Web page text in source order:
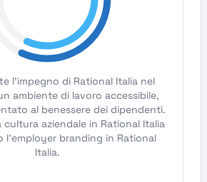
l'impegno di Rational Italia nel
ambiente di lavoro accessibile,
al benessere dei dipendenti.
cultura aziendale in Rational Italia
l'employer branding in Rational
Italia.